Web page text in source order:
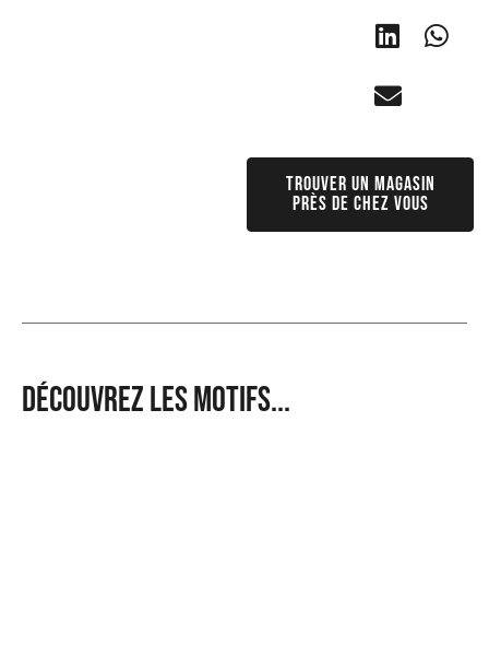
Trouver un magasin
près de chez vous
Découvrez les motifs...